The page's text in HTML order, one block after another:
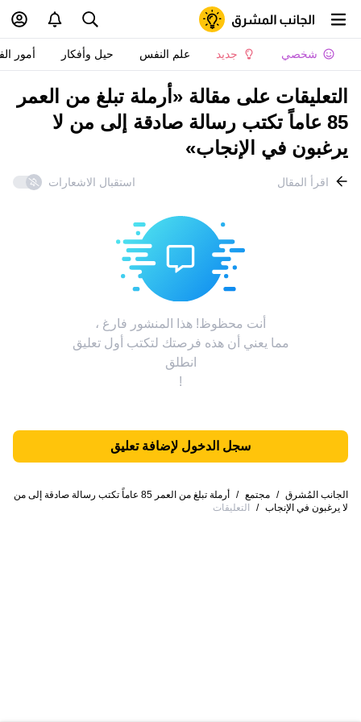
شخصي جديد علم النفس حيل وأفكار أمور
التعليقات على مقالة «أرملة تبلغ من العمر
85 عاماً تكتب رسالة صادقة إلى من لا
يرغبون في الإنجاب»
اقرأ المقال استقبال الاشعارات
أنت محظوظ! هذا المنشور فارغ ،
مما يعني أن هذه فرصتك لتكتب أول تعليق
انطلق
!
سجل الدخول لإضافة تعليق
الجانب المُشرق / مجتمع /
أرملة تبلغ من العمر 85 عاماً تكتب رسالة صادقة إلى من
لا يرغبون في الإنجاب / التعليقات